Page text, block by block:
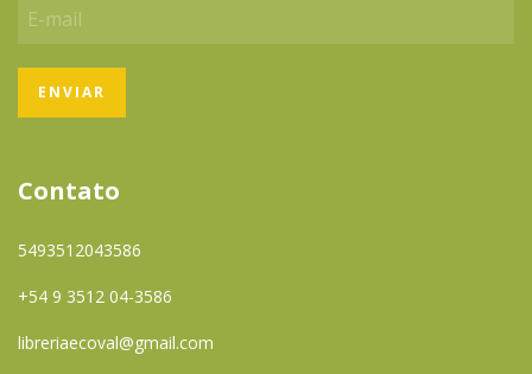
Contato
5493512043586
+54 9 3512 04-3586
libreriaecoval@gmail.com